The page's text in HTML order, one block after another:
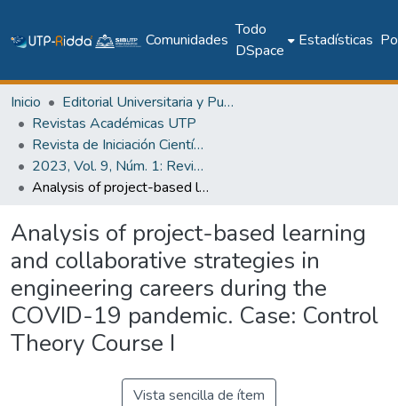
Comunidades
Todo
DSpace
Estadísticas
Inicio
Editorial Universitaria y Publicaciones Seriadas
Revistas Académicas UTP
Revista de Iniciación Científica
2023, Vol. 9, Núm. 1: Revista de Iniciación Científica
Analysis of project-based learning and collaborative strategies in engineering careers during the COVID-19 pandemic. Case: Control Theory Course I
Analysis of project-based learning
and collaborative strategies in
engineering careers during the
COVID-19 pandemic. Case: Control
Theory Course I
Vista sencilla de ítem